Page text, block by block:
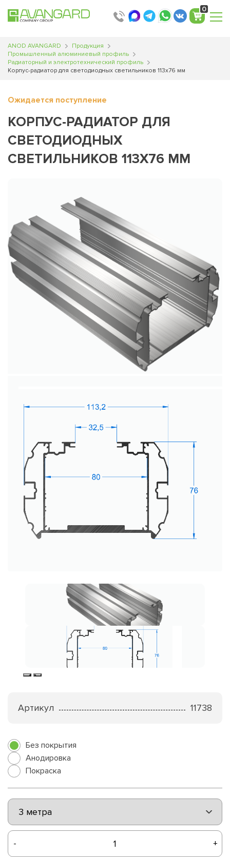
0
ANOD AVANGARD
Продукция
Промышленный алюминиевый профиль
Радиаторный и электротехнический профиль
Корпус-радиатор для светодиодных светильников 113х76 мм
Ожидается поступление
КОРПУС-РАДИАТОР ДЛЯ
СВЕТОДИОДНЫХ
СВЕТИЛЬНИКОВ 113Х76 ММ
Артикул 11738
Без покрытия
Анодировка
Покраска
- +